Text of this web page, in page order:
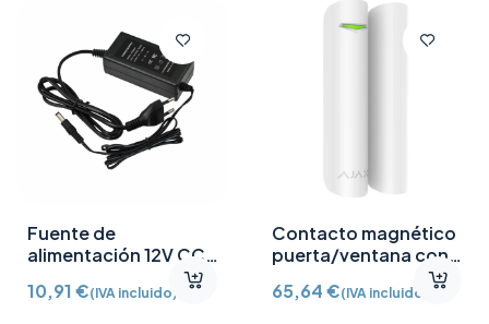
Fuente de
alimentación 12V CC
10,91€(IVA incluido)
Contacto magnético
puerta/ventana con
Detector vibración e
inclinación AJ-
65,64€(IVA incluido)